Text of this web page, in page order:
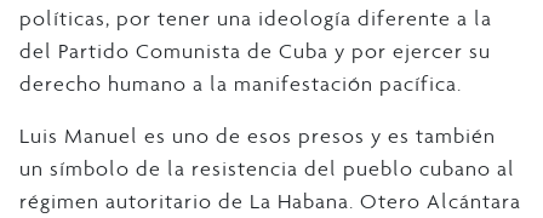
políticas, por tener una ideología diferente a la
del Partido Comunista de Cuba y por ejercer su
derecho humano a la manifestación pacífica.
Luis Manuel es uno de esos presos y es también
un símbolo de la resistencia del pueblo cubano al
régimen autoritario de La Habana. Otero Alcántara